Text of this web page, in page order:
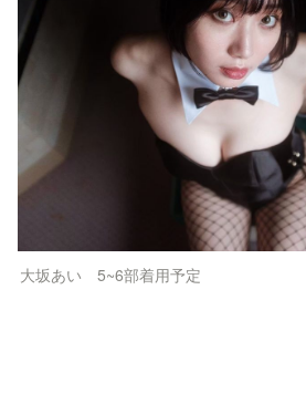
大坂あい　5~6部着用予定